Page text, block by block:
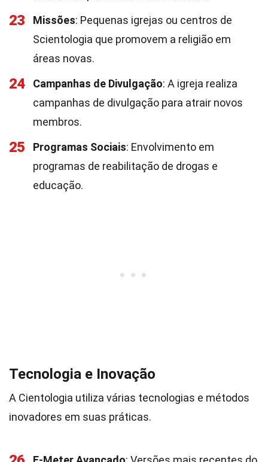
23 Missões: Pequenas igrejas ou centros de
Scientologia que promovem a religião em
áreas novas.
24 Campanhas de Divulgação: A igreja realiza
campanhas de divulgação para atrair novos
membros.
25 Programas Sociais: Envolvimento em
programas de reabilitação de drogas e
educação.
Tecnologia e Inovação
A Cientologia utiliza várias tecnologias e métodos
inovadores em suas práticas.